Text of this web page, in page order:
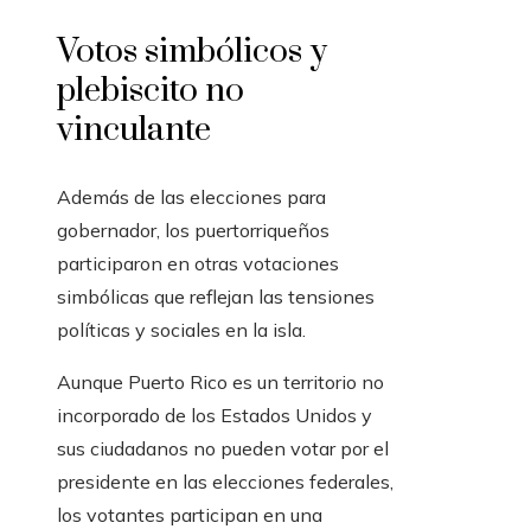
Votos simbólicos y
plebiscito no
vinculante
Además de las elecciones para
gobernador, los puertorriqueños
participaron en otras votaciones
simbólicas que reflejan las tensiones
políticas y sociales en la isla.
Aunque Puerto Rico es un territorio no
incorporado de los Estados Unidos y
sus ciudadanos no pueden votar por el
presidente en las elecciones federales,
los votantes participan en una